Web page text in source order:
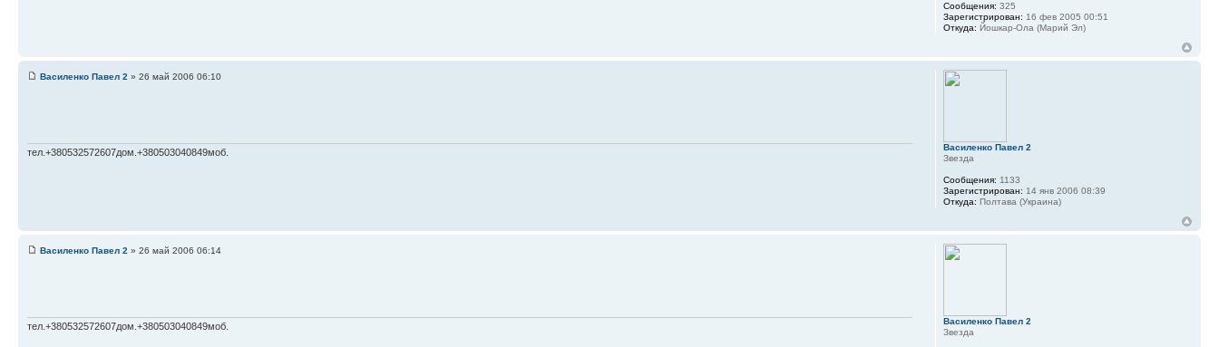
Сообщения: 325
Зарегистрирован: 16 фев 2005 00:51
Откуда: Йошкар-Ола (Марий Эл)
Василенко Павел 2 » 26 май 2006 06:10
тел.+380532572607дом.+380503040849моб.
Василенко Павел 2
Звезда
Сообщения: 1133
Зарегистрирован: 14 янв 2006 08:39
Откуда: Полтава (Украина)
Василенко Павел 2 » 26 май 2006 06:14
тел.+380532572607дом.+380503040849моб.
Василенко Павел 2
Звезда